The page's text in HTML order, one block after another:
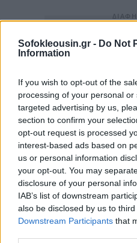
Sofokleousin.gr - Do Not
Information
If you wish to opt-out of the
processing of your personal
targeted advertising by us,
section to confirm your
opt-out request is processed
interest-based ads based on
us or personal information
your opt-out. You may
disclosure of your personal
IAB’s list of downstream
also be disclosed by us to
Downstream Participants that